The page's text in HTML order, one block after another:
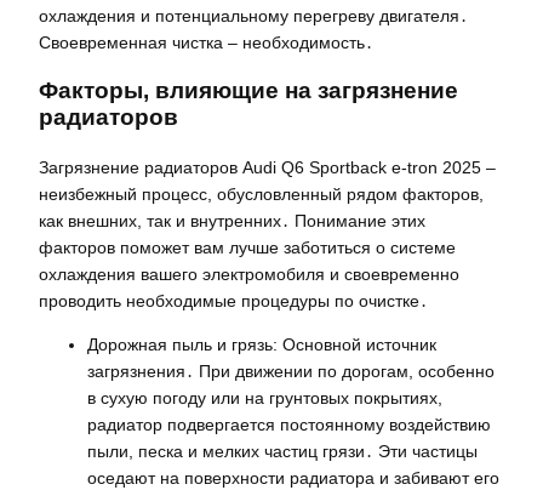
охлаждения и потенциальному перегреву двигателя․
Своевременная чистка – необходимость․
Факторы, влияющие на загрязнение
радиаторов
Загрязнение радиаторов Audi Q6 Sportback e-tron 2025 –
неизбежный процесс, обусловленный рядом факторов,
как внешних, так и внутренних․ Понимание этих
факторов поможет вам лучше заботиться о системе
охлаждения вашего электромобиля и своевременно
проводить необходимые процедуры по очистке․
Дорожная пыль и грязь: Основной источник
загрязнения․ При движении по дорогам, особенно
в сухую погоду или на грунтовых покрытиях,
радиатор подвергается постоянному воздействию
пыли, песка и мелких частиц грязи․ Эти частицы
оседают на поверхности радиатора и забивают его